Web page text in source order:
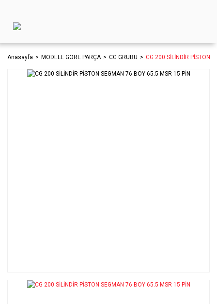
Anasayfa MODELE GÖRE PARÇA CG GRUBU CG 200 SİLİNDİR PİSTON